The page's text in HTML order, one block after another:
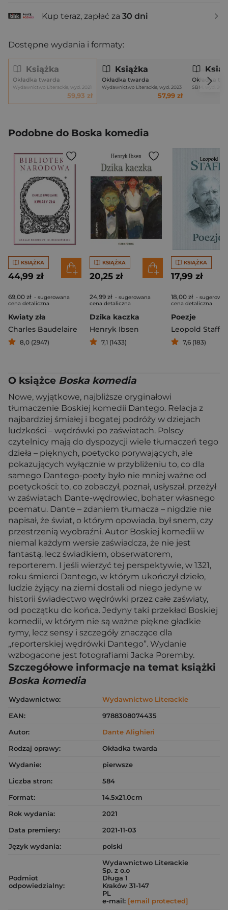
Kup teraz, zapłać za 30 dni
Dostępne wydania i formaty:
Książka
Okładka twarda
Wydawnictwo Literackie, wyd. 2021
59,93 zł
Książka
Okładka twarda
Wydawnictwo Literackie, wyd. 2023
57,99 zł
Okładka
SBM, wyd. 2022
Podobne do Boska komedia
KSIĄŻKA
44,99 zł
69,00 zł - sugerowana
cena detaliczna
Kwiaty zła
Charles Baudelaire
8,0 (2947)
KSIĄŻKA
20,25 zł
24,99 zł - sugerowana
cena detaliczna
Dzika kaczka
Henryk Ibsen
7,1 (1433)
KSIĄŻKA
17,99 zł
18,00 zł -
cena detaliczna
Poezje
Leopold Staff
7,6 (183)
O książce Boska komedia
Nowe, wyjątkowe, najbliższe oryginałowi
tłumaczenie Boskiej komedii Dantego. Relacja z
najbardziej śmiałej i bogatej podróży w dziejach
ludzkości – wędrówki po zaświatach. Polscy
czytelnicy mają do dyspozycji wiele tłumaczeń tego
dzieła – pięknych, poetycko porywających, ale
pokazujących wyłącznie w przybliżeniu to, co dla
samego Dantego-poety było nie mniej ważne od
poetyckości: to, co zobaczył, poznał, usłyszał, przeżył
w zaświatach Dante-wędrowiec, bohater własnego
poematu. Dante – zdaniem tłumacza – nigdzie nie
napisał, że świat, o którym opowiada, był snem, czy
przestrzenią wyobraźni. Autor Boskiej komedii w
niemal każdym wersie zaświadcza, że nie jest
fantastą, lecz świadkiem, obserwatorem,
reporterem. I jeśli wierzyć tej perspektywie, w 1321,
roku śmierci Dantego, w którym ukończył dzieło,
ludzie żyjący na ziemi dostali od niego jedyne w
historii świadectwo wędrówki przez całe zaświaty,
od początku do końca. Jedyny taki przekład Boskiej
komedii, w którym nie są ważne piękne gładkie
rymy, lecz sensy i szczegóły znaczące dla
„reporterskiej wędrówki Dantego”. Wydanie
wzbogacone jest fotografiami Jacka Poremby.
Szczegółowe informacje na temat książki
Boska komedia
Wydawnictwo:
Wydawnictwo Literackie
EAN:
9788308074435
Autor:
Dante Alighieri
Rodzaj oprawy:
Okładka twarda
Wydanie:
pierwsze
Liczba stron:
584
Format:
14.5x21.0cm
Rok wydania:
2021
Data premiery:
2021-11-03
Język wydania:
polski
Podmiot
odpowiedzialny:
Wydawnictwo Literackie
Sp. z o.o
Długa 1
Kraków 31-147
PL
e-mail: [email protected]